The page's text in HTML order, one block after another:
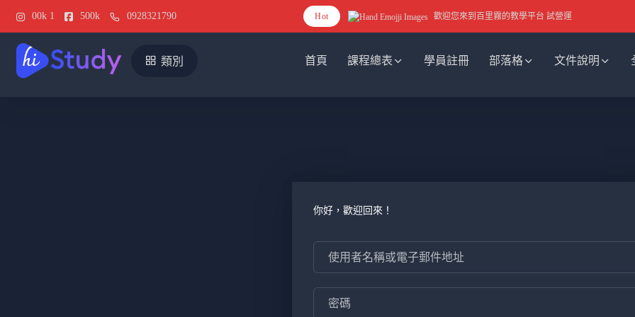
00k 1 500k 0928321790 Hot 歡迎您來到百里霧的教學平台 試營運
類別 首頁 課程總表 學員註冊 部落格 文件說明
你好，歡迎回來！